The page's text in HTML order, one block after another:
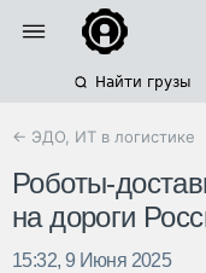
Найти грузы
← ЭДО, ИТ в логистике
Роботы-
на дороги
15:32, 9 Июня 2025